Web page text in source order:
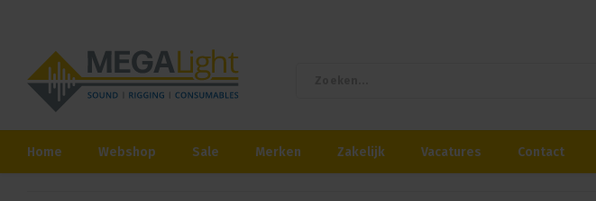
Home Webshop Sale Merken Zakelijk Vacatures Contact